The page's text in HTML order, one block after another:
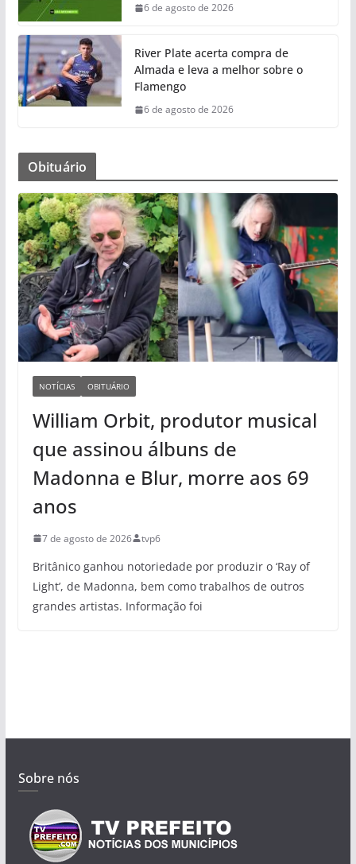
6 de agosto de 2026
River Plate acerta compra de
Almada e leva a melhor sobre o
Flamengo
6 de agosto de 2026
Obituário
NOTÍCIAS OBITUÁRIO
William Orbit, produtor musical
que assinou álbuns de
Madonna e Blur, morre aos 69
anos
7 de agosto de 2026 tvp6
Britânico ganhou notoriedade por produzir o ‘Ray of
Light’, de Madonna, bem como trabalhos de outros
grandes artistas. Informação foi
Sobre nós